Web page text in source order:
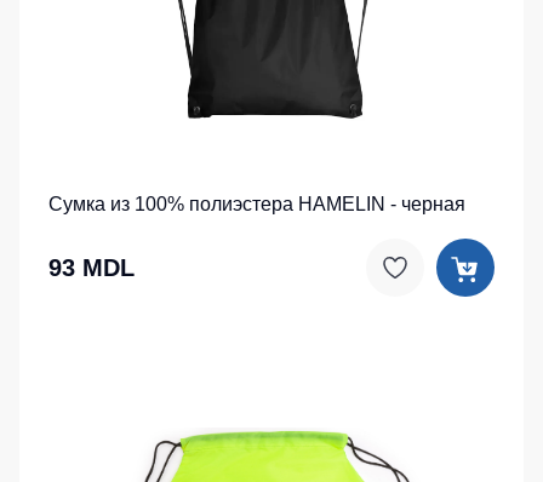
Сумка из 100% полиэстера HAMELIN - черная
93 MDL